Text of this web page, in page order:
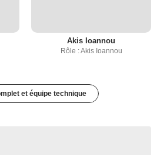
Akis Ioannou
Rôle : Akis Ioannou
et équipe technique